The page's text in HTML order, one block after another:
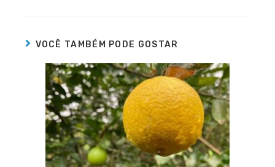
VOCÊ TAMBÉM PODE GOSTAR